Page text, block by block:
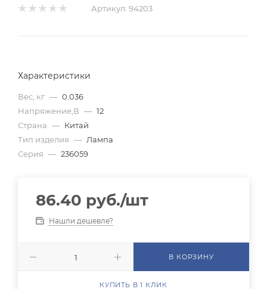
Артикул: 94203
Характеристики
Вес, кг — 0.036
Напряжение,В — 12
Страна — Китай
Тип изделия — Лампа
Серия — 236059
86.40 руб./шт
Нашли дешевле?
В КОРЗИНУ
КУПИТЬ В 1 КЛИК